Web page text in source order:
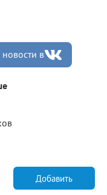
в
Добавить